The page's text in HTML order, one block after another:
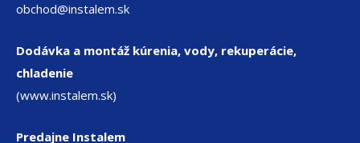
obchod@instalem.sk
Dodávka a montáž kúrenia, vody, rekuperácie,
chladenie
(www.instalem.sk)
Predajne Instalem